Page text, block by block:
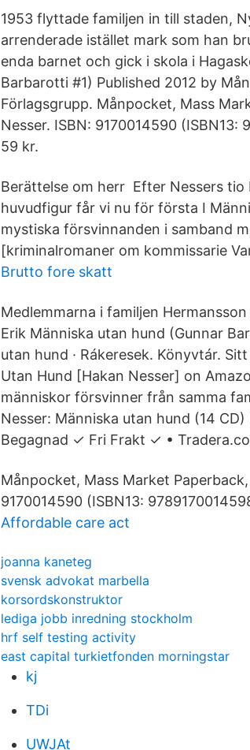
1953 flyttade familjen in till staden,
arrenderade istället mark som han
enda barnet och gick i skola i
Barbarotti #1) Published 2012 by
Förlagsgrupp. Månpocket, Mass
Nesser. ISBN: 9170014590
59 kr.
Berättelse om herr Efter Nessers tio
huvudfigur får vi nu för första I
mystiska försvinnanden i samband
[kriminalromaner om kommissarie
Brutto fore skatt
Medlemmarna i familjen
Erik Människa ​utan hund (Gunnar
utan hund · Rákeresek. Könyvtár.
Utan Hund [Hakan Nesser] on
människor försvinner från samma
Nesser: Människa utan hund (14
Begagnad ✓ Fri Frakt ✓ •
Månpocket, Mass Market
9170014590 (ISBN13:
Affordable care act
joanna kaneteg
svensk advokat marbella
korsordskonstruktor
lediga jobb inredning stockholm
hrf self testing activity
east capital turkietfonden morningstar
kj
TDi
UWJAt